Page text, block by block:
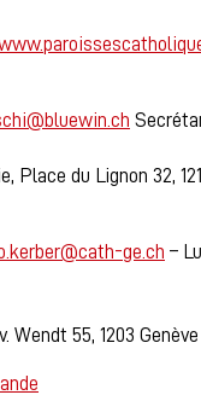
Place du Lignon 32,
ge.ch –
55, 1203 Genève